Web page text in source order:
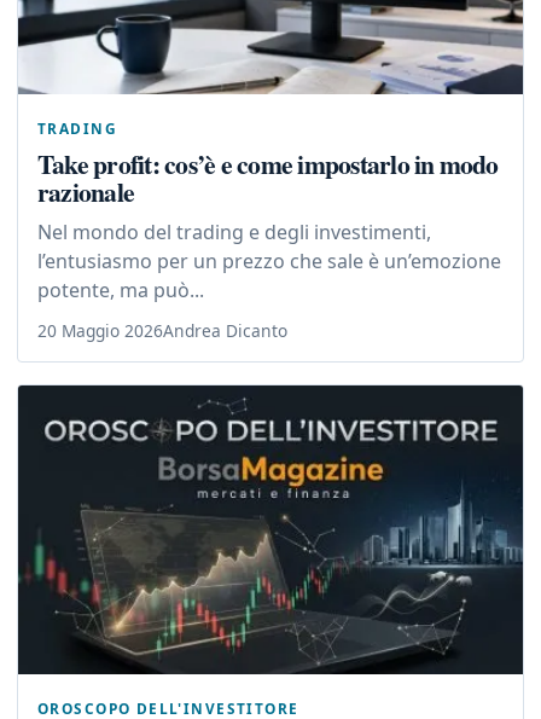
TRADING
Take profit: cos’è e come impostarlo in modo
razionale
Nel mondo del trading e degli investimenti,
l’entusiasmo per un prezzo che sale è un’emozione
potente, ma può...
20 Maggio 2026Andrea Dicanto
OROSCOPO DELL'INVESTITORE